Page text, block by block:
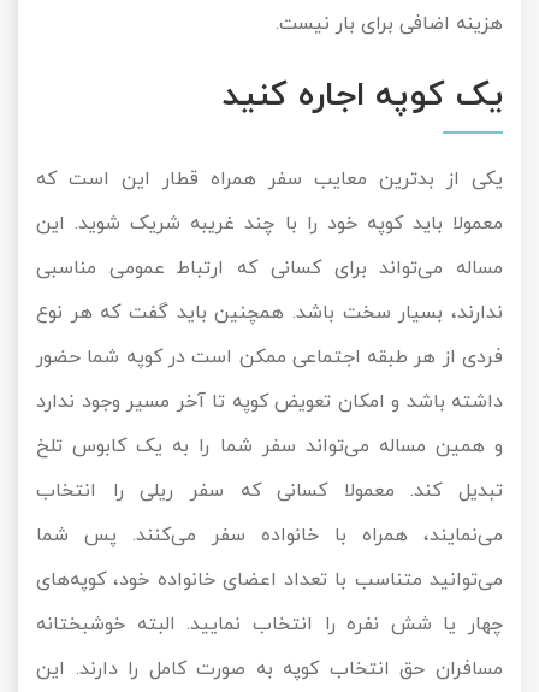
هزینه اضافی برای بار نیست.
یک کوپه اجاره کنید
یکی از بدترین معایب سفر همراه قطار این است که
معمولا باید کوپه خود را با چند غریبه شریک شوید. این
مساله می‌تواند برای کسانی که ارتباط عمومی مناسبی
ندارند، بسیار سخت باشد. همچنین باید گفت که هر نوع
فردی از هر طبقه اجتماعی ممکن است در کوپه شما حضور
داشته باشد و امکان تعویض کوپه تا آخر مسیر وجود ندارد
و همین مساله می‌تواند سفر شما را به یک کابوس تلخ
تبدیل کند. معمولا کسانی که سفر ریلی را انتخاب
می‌نمایند، همراه با خانواده سفر می‌کنند. پس شما
می‌توانید متناسب با تعداد اعضای خانواده خود، کوپه‌های
چهار یا شش نفره را انتخاب نمایید. البته خوشبختانه
مسافران حق انتخاب کوپه به صورت کامل را دارند. این